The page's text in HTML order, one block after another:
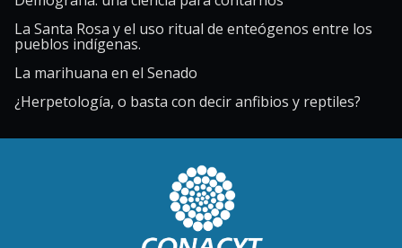
La Santa Rosa y el uso ritual de enteógenos entre los
pueblos indígenas.
La marihuana en el Senado
¿Herpetología, o basta con decir anfibios y reptiles?